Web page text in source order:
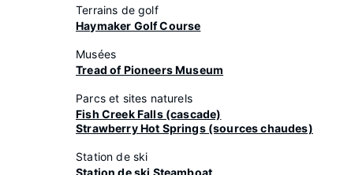
Terrains de golf
Haymaker Golf Course
Musées
Tread of Pioneers Museum
Parcs et sites naturels
Fish Creek Falls (cascade)
Strawberry Hot Springs (sources chaudes)
Station de ski
Station de ski Steamboat